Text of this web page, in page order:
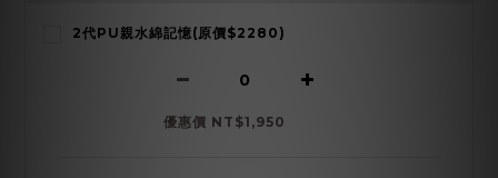
2代PU親水綿記憶(原價$2280)
優惠價 NT$1,950